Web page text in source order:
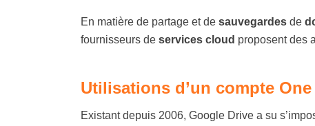
En matière de partage et de sauvegardes de
fournisseurs de services cloud proposent des
Utilisations d’un compte
Existant depuis 2006, Google Drive a su